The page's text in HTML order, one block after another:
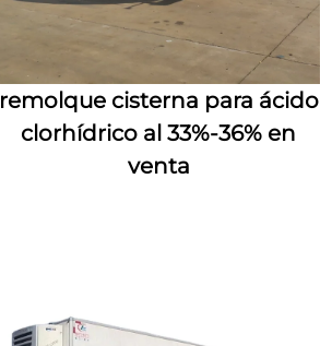
remolque cisterna para ácido
clorhídrico al 33%-36% en
venta